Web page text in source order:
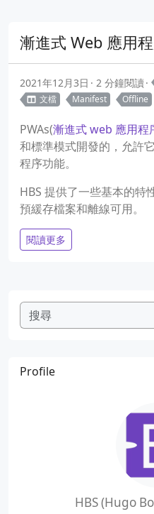
漸進式 Web 應用
2021年12月3日 2 分鐘閱讀
文檔
Manifest Offline
PWAs(漸進式 web 應用程
和標準模式開發的，允許
程序功能。
HBS 提供了一些基本的特
預緩存檔案和離線可用。
閱讀更多
Profile
HBS (Hugo